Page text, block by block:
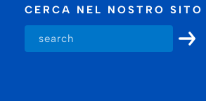
CERCA NEL NOSTRO SITO